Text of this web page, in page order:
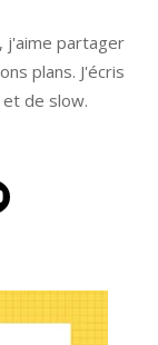
j'aime partager
plans. J'écris
de slow.